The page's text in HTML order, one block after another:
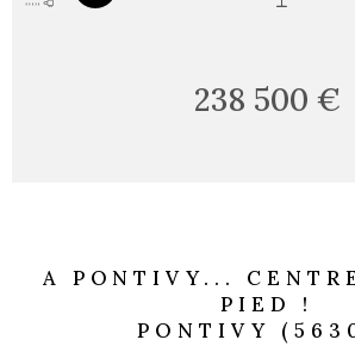
238 500 €
A PONTIVY...
PIED !
PONTIVY